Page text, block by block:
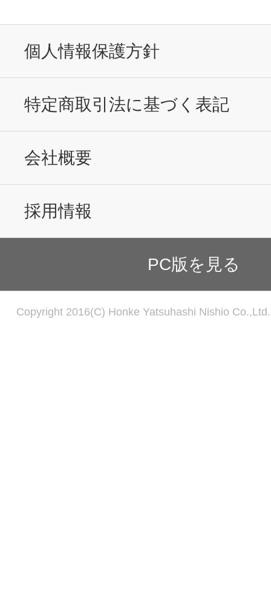
個人情報保護方針
特定商取引法に基づく表記
会社概要
採用情報
PC版を見る
Copyright 2016(C) Honke Yatsuhashi Nishio